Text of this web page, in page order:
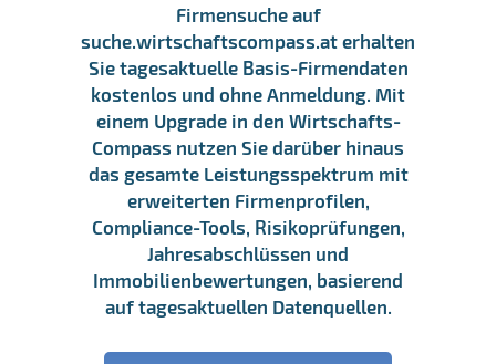
Firmensuche auf
suche.wirtschaftscompass.at erhalten
Sie tagesaktuelle Basis-Firmendaten
kostenlos und ohne Anmeldung. Mit
einem Upgrade in den Wirtschafts-
Compass nutzen Sie darüber hinaus
das gesamte Leistungsspektrum mit
erweiterten Firmenprofilen,
Compliance-Tools, Risikoprüfungen,
Jahresabschlüssen und
Immobilienbewertungen, basierend
auf tagesaktuellen Datenquellen.